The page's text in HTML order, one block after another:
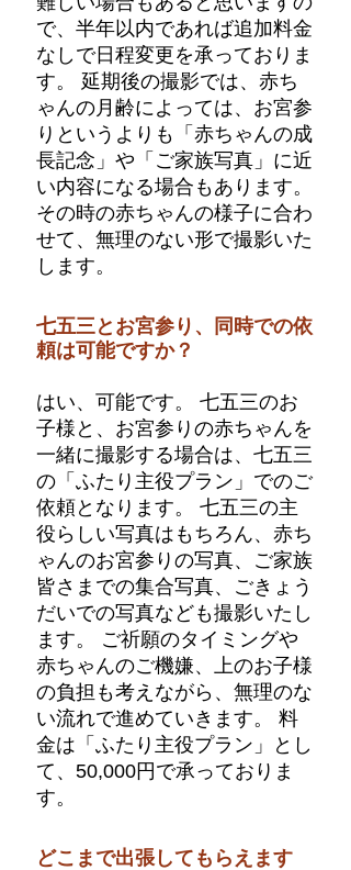
で、半年以内であれば追加料金
なしで日程変更を承っておりま
す。 延期後の撮影では、赤ち
ゃんの月齢によっては、お宮参
りというよりも「赤ちゃんの成
長記念」や「ご家族写真」に近
い内容になる場合もあります。
その時の赤ちゃんの様子に合わ
せて、無理のない形で撮影いた
します。
七五三とお宮参り、同時での依
頼は可能ですか？
はい、可能です。 七五三のお
子様と、お宮参りの赤ちゃんを
一緒に撮影する場合は、七五三
の「ふたり主役プラン」でのご
依頼となります。 七五三の主
役らしい写真はもちろん、赤ち
ゃんのお宮参りの写真、ご家族
皆さまでの集合写真、ごきょう
だいでの写真なども撮影いたし
ます。 ご祈願のタイミングや
赤ちゃんのご機嫌、上のお子様
の負担も考えながら、無理のな
い流れで進めていきます。 料
金は「ふたり主役プラン」とし
て、50,000円で承っておりま
す。
どこまで出張してもらえます